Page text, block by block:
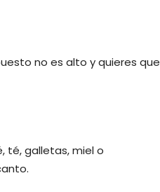
no es alto y quieres que
té, galletas, miel o